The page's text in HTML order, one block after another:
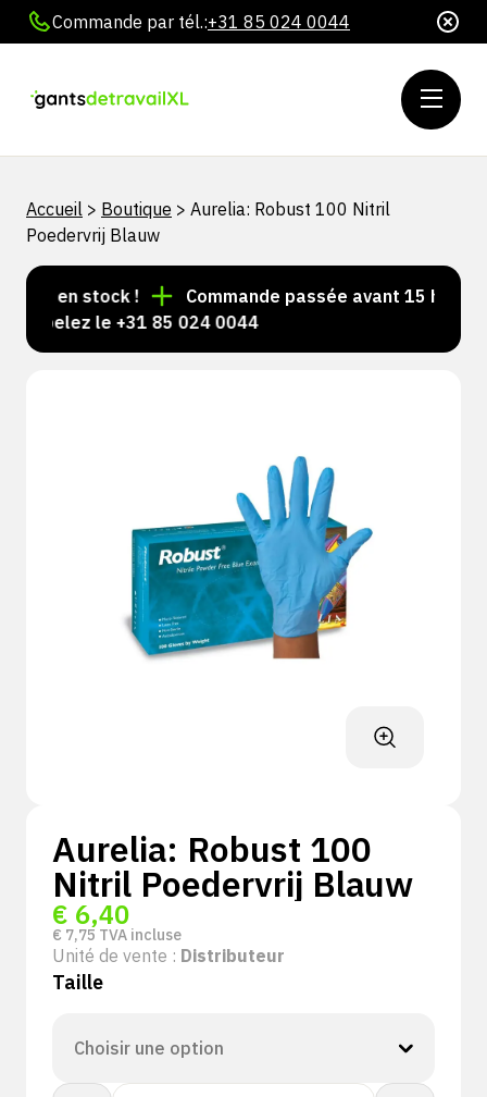
Commande par tél.:+31 85 024 0044
Accueil > Boutique > Aurelia: Robust 100 Nitril
Poedervrij Blauw
en stock !
Commande passée avant 15 h =
le +31 85 024 0044
Aurelia: Robust 100
Nitril Poedervrij Blauw
€ 6,40
€ 7,75 TVA incluse
Unité de vente : Distributeur
Taille